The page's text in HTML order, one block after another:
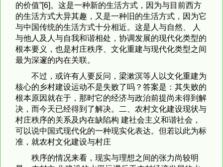
的价值”[6]。这是一种新的生活方式，因为与目前西方
的生活方式大异其趣，又是一种旧的生活方式，因为它
与中国传统的生活方式十分相近。这是人与自然、 人
与他人及人与自我和谐相处，协调发展的现代化类型的
根本要义，也是村庄秩序、文化重建与现代化类型之间
最为深邃的内在关联。
不过，或许有人要反问，梁漱溟等人以文化重建为
核心的乡村建设运动不是失败了吗？答案是：其失败的
根本原因就在于，那时它的经济与政治前提尚未得到解
决，而今天已经得到了解决。二、农村文化建设现状与
村庄秩序的关系及内在缺陷构 建社会主义和谐社会，
可以说中国式现代化的一种现实化表达。但若以此为标
准，就农村文化建设与村庄
秩序的情况来看，现实与理想之间的张力尚较明